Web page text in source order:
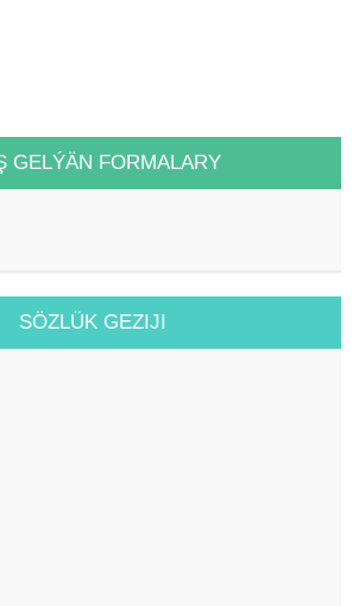
GELÝÄN FORMALARY
SÖZLÜK GEZIJI